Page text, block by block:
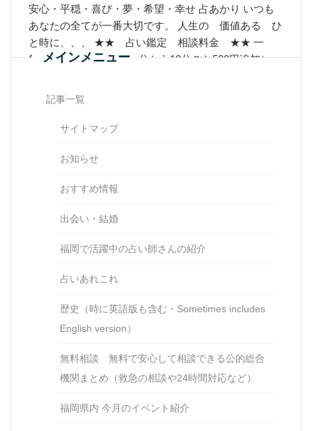
安心・平穏・喜び・夢・希望・幸せ 占あかり いつも
あなたの全てが一番大切です。 人生の 価値ある ひ
と時に、、、 ★★ 占い鑑定 相談料金 ★★ 一
般 1500円 30分 （30分から10分ごと500円追加）
Learn More
メインメニュー
記事一覧
サイトマップ
お知らせ
おすすめ情報
出会い・結婚
福岡で活躍中の占い師さんの紹介
占いあれこれ
歴史（時に英語版も含む・Sometimes includes
English version）
無料相談 無料で安心して相談できる公的総合
機関まとめ（救急の相談や24時間対応など）
福岡県内 今月のイベント紹介